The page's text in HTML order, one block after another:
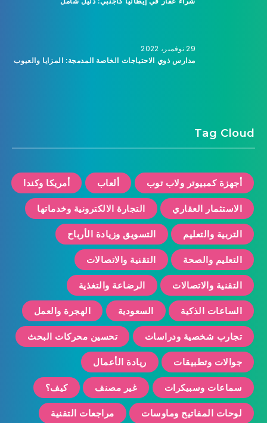
29 نوفمبر، 2022
مدارس ذوي الاحتياجات الخاصة المدمجة: المزايا والعيوب
Tag Cloud
أجهزة كمبيوتر ولاب توب ألعاب أمريكا وكندا
الاستثمار العقاري التجارة الالكترونية وخدماتها
التربية والتعليم التسويق وزيادة الأرباح
التعليم والصحة التقنية والاتصالات
التقنية والاتصالات الرضاعة والتغذية
الساعات الذكية السعودية الهجرة والعمل
تجارب شخصية ودراسات تحسين محركات البحث
جوالات وتطبيقات ريادة الأعمال
سماعات وسبيكرات غير مصنف كيف؟
لوحات المفاتيح وماوسات مراجعات التقنية